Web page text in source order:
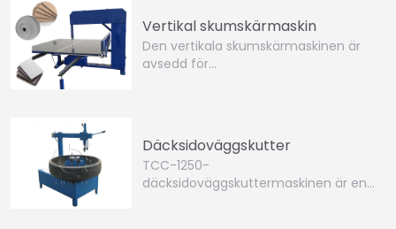
Vertikal skumskärmaskin
Den vertikala skumskärmaskinen är
avsedd för…
Däcksidoväggskutter
TCC-1250-
däcksidoväggskuttermaskinen är en…